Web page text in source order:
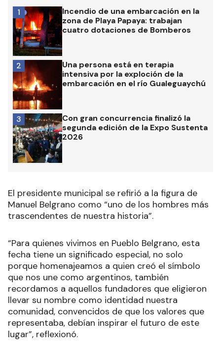
Incendio de una embarcación en la
zona de Playa Papaya: trabajan
cuatro dotaciones de Bomberos
1
Una persona está en terapia
intensiva por la exploción de la
embarcación en el río Gualeguaychú
2
Con gran concurrencia finalizó la
segunda edición de la Expo Sustenta
2026
3
El presidente municipal se refirió a la figura de
Manuel Belgrano como “uno de los hombres más
trascendentes de nuestra historia”.
“Para quienes vivimos en Pueblo Belgrano, esta
fecha tiene un significado especial, no solo
porque homenajeamos a quien creó el símbolo
que nos une como argentinos, también
recordamos a aquellos fundadores que eligieron
llevar su nombre como identidad nuestra
comunidad, convencidos de que los valores que
representaba, debían inspirar el futuro de este
lugar”, reflexionó.